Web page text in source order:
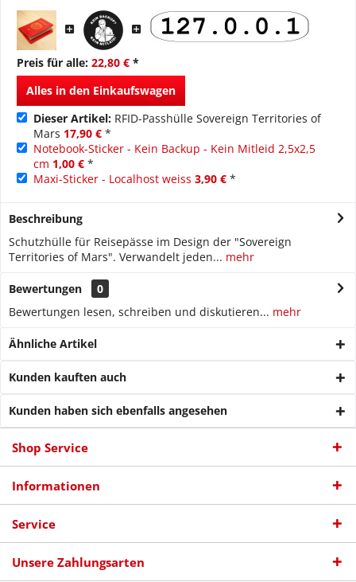
Preis für alle: 22,80 € *
Alles in den Einkaufswagen
Dieser Artikel: RFID-Passhülle Sovereign Territories of
Mars 17,90 € *
Notebook-Sticker - Kein Backup - Kein Mitleid 2,5x2,5
cm 1,00 € *
Maxi-Sticker - Localhost weiss 3,90 € *
Beschreibung
Schutzhülle für Reisepässe im Design der "Sovereign
Territories of Mars". Verwandelt jeden... mehr
Bewertungen
0
Bewertungen lesen, schreiben und diskutieren... mehr
Ähnliche Artikel
Kunden kauften auch
Kunden haben sich ebenfalls angesehen
Shop Service
Informationen
Service
Unsere Zahlungsarten